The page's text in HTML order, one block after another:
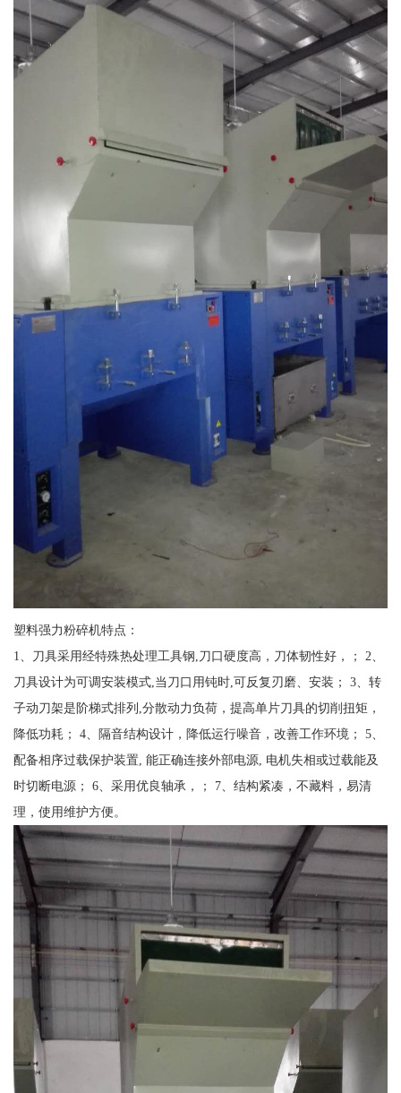
塑料强力粉碎机特点：
1、刀具采用经特殊热处理工具钢,刀口硬度高，刀体韧性好，； 2、
刀具设计为可调安装模式,当刀口用钝时,可反复刃磨、安装； 3、转
子动刀架是阶梯式排列,分散动力负荷，提高单片刀具的切削扭矩，
降低功耗； 4、隔音结构设计，降低运行噪音，改善工作环境； 5、
配备相序过载保护装置, 能正确连接外部电源, 电机失相或过载能及
时切断电源； 6、采用优良轴承，； 7、结构紧凑，不藏料，易清
理，使用维护方便。